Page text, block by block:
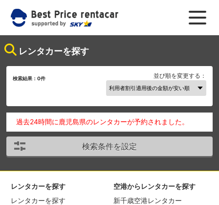
レンタカーを探す
検索結果：0件 並び順を変更する：
過去24時間に鹿児島県のレンタカーが予約されました。
検索条件を設定
レンタカーを探す
レンタカーを探す
空港からレンタカーを探す
新千歳空港レンタカー